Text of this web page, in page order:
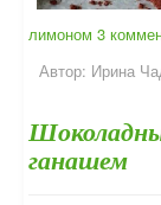
лимоном 3
Автор: Ирина
ганашем